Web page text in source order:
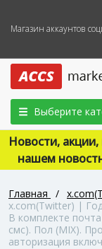
Магазин аккаунтов
Выберите
Новости,
нашем
Главная /
x.com(Twitter) |
В комплекте
смс). Пол (MIX).
авторизация